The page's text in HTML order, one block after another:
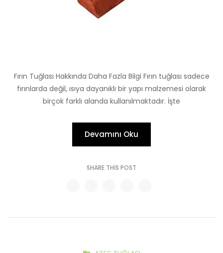
Fırın Tuğlası Hakkında Daha Fazla Bilgi Fırın tuğlası sadece
fırınlarda değil, ısıya dayanıklı bir yapı malzemesi olarak
birçok farklı alanda kullanılmaktadır. İşte
Devamını Oku
SHARE THIS POST